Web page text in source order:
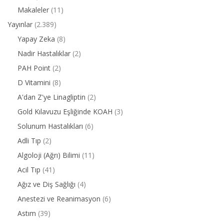
Makaleler (11)
Yayınlar (2.389)
Yapay Zeka (8)
Nadir Hastalıklar (2)
PAH Point (2)
D Vitamini (8)
A'dan Z'ye Linagliptin (2)
Gold Kılavuzu Eşliğinde KOAH (3)
Solunum Hastalıkları (6)
Adli Tıp (2)
Algoloji (Ağrı) Bilimi (11)
Acil Tıp (41)
Ağız ve Diş Sağlığı (4)
Anestezi ve Reanimasyon (6)
Astım (39)